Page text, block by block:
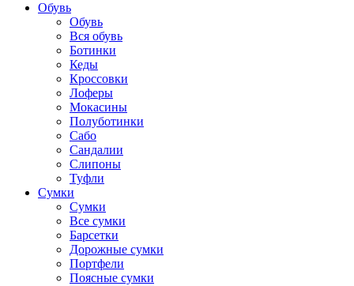
Обувь
Обувь
Вся обувь
Ботинки
Кеды
Кроссовки
Лоферы
Мокасины
Полуботинки
Сабо
Сандалии
Слипоны
Туфли
Сумки
Сумки
Все сумки
Барсетки
Дорожные сумки
Портфели
Поясные сумки